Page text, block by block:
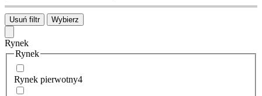
Usuń filtr Wybierz
Rynek
Rynek
Rynek pierwotny4